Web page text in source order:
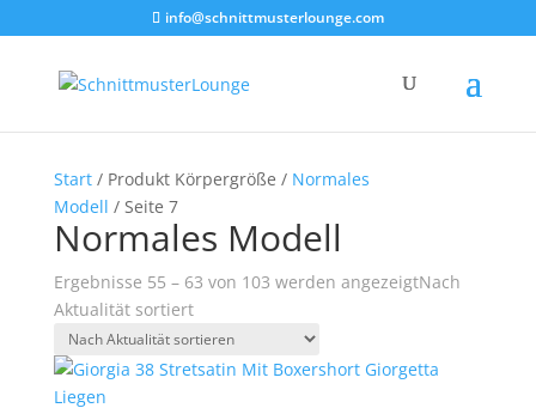
info@schnittmusterlounge.com
Start/ Produkt Körpergröße / Normales
Modell / Seite 7
Normales Modell
Ergebnisse 55 – 63 von 103 werden angezeigtNach
Aktualität sortiert